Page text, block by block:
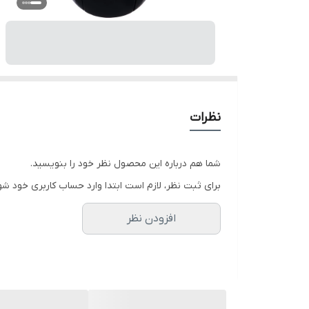
نظرات
شما هم درباره این محصول نظر خود را بنویسید.
برای ثبت نظر، لازم است ابتدا وارد حساب کاربری خود
افزودن نظر